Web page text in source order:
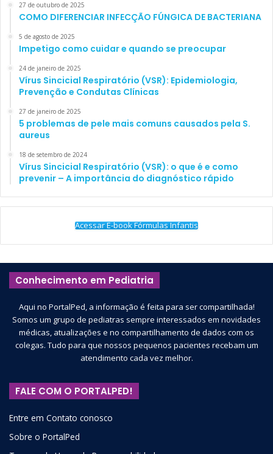
27 de outubro de 2025
COMO DIFERENCIAR INFECÇÃO FÚNGICA DE BACTERIANA
5 de agosto de 2025
Impetigo como cuidar e quando se preocupar
24 de janeiro de 2025
Vírus Sincicial Respiratório (VSR): Epidemiologia,
Prevenção e Condutas Clínicas
27 de janeiro de 2025
5 problemas de pele mais comuns causados pela S.
aureus
18 de setembro de 2024
Vírus Sincicial Respiratório (VSR): o que é e como
prevenir – A importância do diagnóstico rápido
Acessar E-book Fórmulas Infantis
Conhecimento em Pediatria
Aqui no PortalPed, a informação é feita para ser compartilhada!
Somos um grupo de pediatras sempre interessados em novidades
médicas, atualizações e no compartilhamento de dados com os
colegas. Tudo para que nossos pequenos pacientes recebam um
atendimento cada vez melhor.
FALE COM O PORTALPED!
Entre em Contato conosco
Sobre o PortalPed